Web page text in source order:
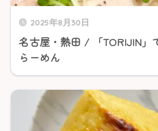
2025年8月30日
名古屋・熱田 / 「TORIJIN」
らーめん